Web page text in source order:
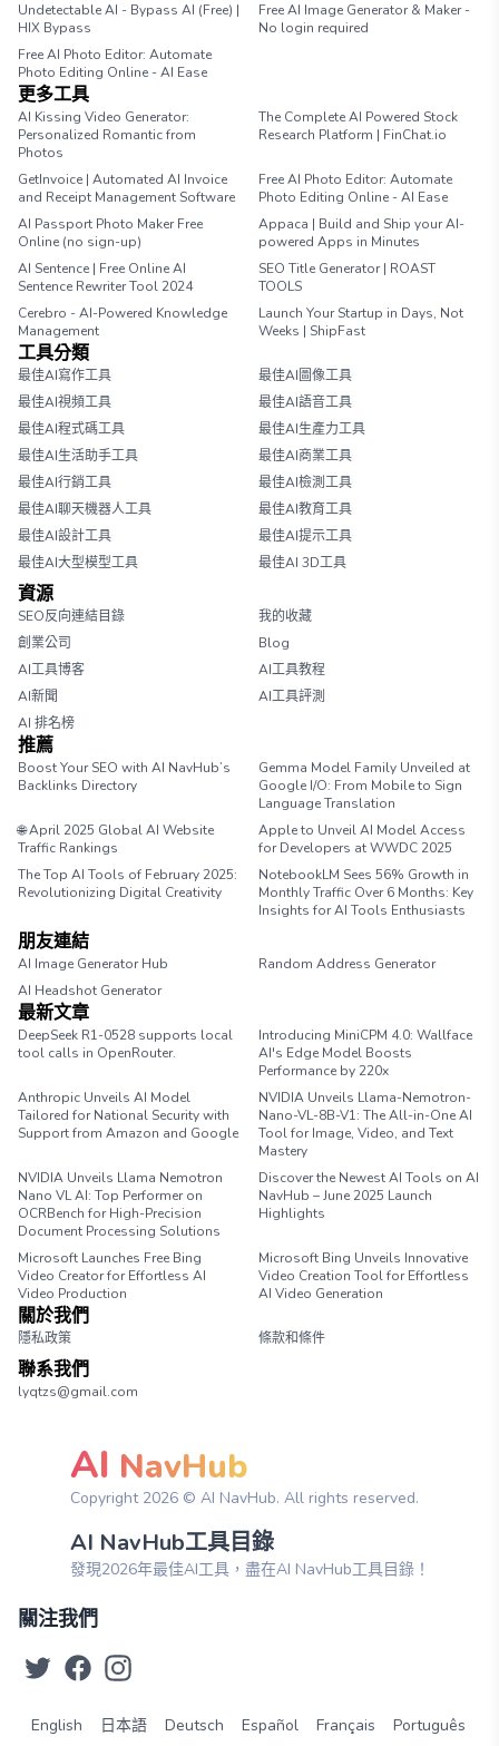
Undetectable AI - Bypass AI (Free) |
HIX Bypass
Free AI Image Generator & Maker -
No login required
Free AI Photo Editor: Automate
Photo Editing Online - AI Ease
更多工具
AI Kissing Video Generator:
Personalized Romantic from
Photos
The Complete AI Powered Stock
Research Platform | FinChat.io
GetInvoice | Automated AI Invoice
and Receipt Management Software
Free AI Photo Editor: Automate
Photo Editing Online - AI Ease
AI Passport Photo Maker Free
Online (no sign-up)
Appaca | Build and Ship your AI-
powered Apps in Minutes
AI Sentence | Free Online AI
Sentence Rewriter Tool 2024
SEO Title Generator | ROAST
TOOLS
Cerebro - AI-Powered Knowledge
Management
Launch Your Startup in Days, Not
Weeks | ShipFast
工具分類
最佳AI寫作工具
最佳AI圖像工具
最佳AI視頻工具
最佳AI語音工具
最佳AI程式碼工具
最佳AI生產力工具
最佳AI生活助手工具
最佳AI商業工具
最佳AI行銷工具
最佳AI檢測工具
最佳AI聊天機器人工具
最佳AI教育工具
最佳AI設計工具
最佳AI提示工具
最佳AI大型模型工具
最佳AI 3D工具
資源
SEO反向連結目錄
我的收藏
創業公司
Blog
AI工具博客
AI工具教程
AI新聞
AI工具評測
AI 排名榜
推薦
Boost Your SEO with AI NavHub’s
Backlinks Directory
Gemma Model Family Unveiled at
Google I/O: From Mobile to Sign
Language Translation
🌐 April 2025 Global AI Website
Traffic Rankings
Apple to Unveil AI Model Access
for Developers at WWDC 2025
The Top AI Tools of February 2025:
Revolutionizing Digital Creativity
NotebookLM Sees 56% Growth in
Monthly Traffic Over 6 Months: Key
Insights for AI Tools Enthusiasts
朋友連結
AI Image Generator Hub
Random Address Generator
AI Headshot Generator
最新文章
DeepSeek R1-0528 supports local
tool calls in OpenRouter.
Introducing MiniCPM 4.0: Wallface
AI's Edge Model Boosts
Performance by 220x
Anthropic Unveils AI Model
Tailored for National Security with
Support from Amazon and Google
NVIDIA Unveils Llama-Nemotron-
Nano-VL-8B-V1: The All-in-One AI
Tool for Image, Video, and Text
Mastery
NVIDIA Unveils Llama Nemotron
Nano VL AI: Top Performer on
OCRBench for High-Precision
Document Processing Solutions
Discover the Newest AI Tools on AI
NavHub – June 2025 Launch
Highlights
Microsoft Launches Free Bing
Video Creator for Effortless AI
Video Production
Microsoft Bing Unveils Innovative
Video Creation Tool for Effortless
AI Video Generation
關於我們
隱私政策 條款和條件
聯系我們
lyqtzs@gmail.com
AI NavHub
Copyright 2026© AI NavHub. All rights reserved.
AI NavHub工具目錄
發現2026年最佳AI工具，盡在AI NavHub工具目錄！
關注我們
English 日本語 Deutsch Español Français Português